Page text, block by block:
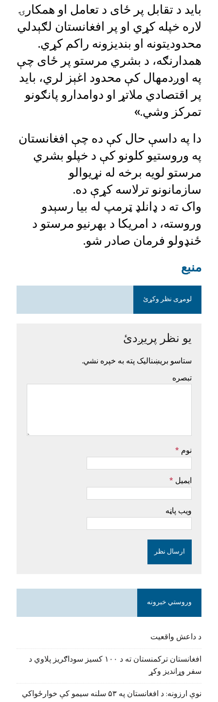
باید د تقابل پر ځای د تعامل او همکارۍ
لاره خپله کړي او پر افغانستان لګېدلي
محدودیتونه او بندیزونه راکم کړي.
همدارنګه، د بشري مرستو پر ځای چې
په اوږدمهال کې محدود اغېز لري، باید
پر اقتصادي ملاتړ او دوامدارو پانګونو
تمرکز وشي.»
دا په داسې حال کې ده چې افغانستان
په وروستیو کلونو کې د خپلو بشري
مرستو لویه برخه له نړیوالو
سازمانونو ترلاسه کړې ده.
واک ته د ډانلډ ټرمپ له بیا رسېدو
وروسته، د امریکا د بهرنیو مرستو د
ځنډولو فرمان صادر شو.
منبع
لومړی نظر وکړئ
یو نظر پریږدئ
ستاسو بریښنالیک پته به خپره نشي.
تبصره
نوم *
ایمیل *
ویب پاڼه
وروستي خبرونه
د داعش واقعیت
افغانستان ترکمنستان ته د ۱۰۰ کسیز سوداګریز پلاوي د
سفر وړاندیز وکړ
نوې ارزونه: د افغانستان په ۵۳ سلنه سیمو کې خوارځواکي